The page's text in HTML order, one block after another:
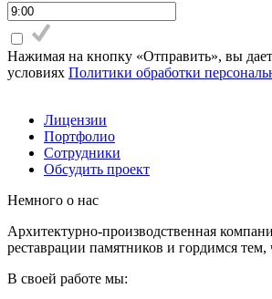
Нажимая на кнопку «Отправить», вы
условиях Политики обработки
Лицензии
Портфолио
Сотрудники
Обсудить проект
Немного о нас
Архитектурно-производственная
реставрации памятников и гордимся
В своей работе мы: